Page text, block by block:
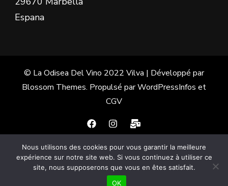
Espana
© La Odisea Del Vino 2022 Vilva | Développé par
Blossom Themes. Propulsé parWordPressInfos et
CGV
Français Español(Espagnol)
English(Anglais )
Nous utilisons des cookies pour vous garantir la meilleure
expérience sur notre site web. Si vous continuez à utiliser ce
site, nous supposerons que vous en êtes satisfait.
OK